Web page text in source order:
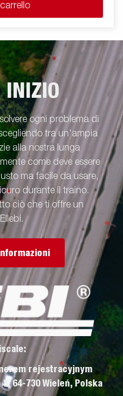
carico interni per
sempre ELLEBI offre un
mostrare accessori
INIZIO
ogni problema di
tra un'ampia
alla nostra lunga
come deve essere
ma facile da usare,
durante il traino.
ciò che ti offre un
rejestracyjnym
3, 64-730 Wieleń, Polska